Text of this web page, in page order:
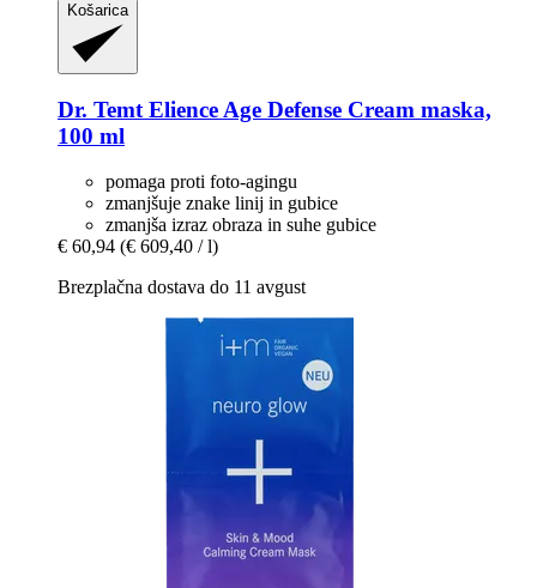
Košarica
Dr. Temt Elience Age Defense Cream maska,
100 ml
pomaga proti foto-agingu
zmanjšuje znake linij in gubice
zmanjša izraz obraza in suhe gubice
€ 60,94 (€ 609,40 / l)
Brezplačna dostava do 11 avgust